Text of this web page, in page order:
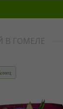
В ГОМЕЛЕ